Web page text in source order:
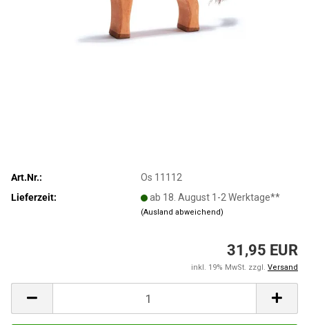
Art.Nr.:
Os 11112
Lieferzeit:
ab 18. August 1-2 Werktage**
(Ausland abweichend)
31,95 EUR
inkl. 19% MwSt. zzgl. Versand